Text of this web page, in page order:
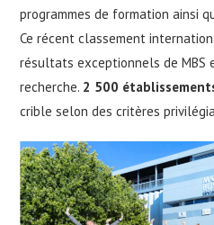
programmes de formation ainsi
Ce récent classement
résultats exceptionnels de MBS
recherche. 2 500
crible selon des critères